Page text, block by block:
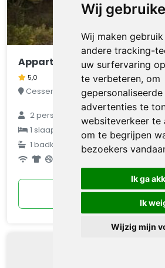
Wij
Wij maken
andere tracking-
uw surfervaring
te verbeteren, om
advertenties te
websiteverkeer te
om te begrijpen
bezoekers
Ik ga
Ik
Wijzig mijn
Appartement Die kleine
5,0
Cesseras, Hérault-Aude, Frankrijk
2personen
1 slaapkamer
1 badkamer
Bekijken